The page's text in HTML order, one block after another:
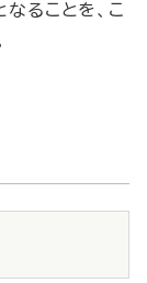
ることを、こ